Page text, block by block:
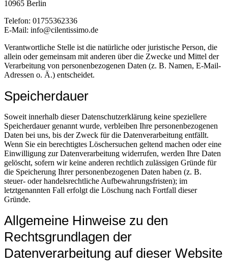
10965 Berlin
Telefon: 01755362336
E-Mail: info@cilentissimo.de
Verantwortliche Stelle ist die natürliche oder juristische Person, die
allein oder gemeinsam mit anderen über die Zwecke und Mittel der
Verarbeitung von personenbezogenen Daten (z. B. Namen, E-Mail-
Adressen o. Ä.) entscheidet.
Speicherdauer
Soweit innerhalb dieser Datenschutzerklärung keine speziellere
Speicherdauer genannt wurde, verbleiben Ihre personenbezogenen
Daten bei uns, bis der Zweck für die Datenverarbeitung entfällt.
Wenn Sie ein berechtigtes Löschersuchen geltend machen oder eine
Einwilligung zur Datenverarbeitung widerrufen, werden Ihre Daten
gelöscht, sofern wir keine anderen rechtlich zulässigen Gründe für
die Speicherung Ihrer personenbezogenen Daten haben (z. B.
steuer- oder handelsrechtliche Aufbewahrungsfristen); im
letztgenannten Fall erfolgt die Löschung nach Fortfall dieser
Gründe.
Allgemeine Hinweise zu den
Rechtsgrundlagen der
Datenverarbeitung auf dieser Website